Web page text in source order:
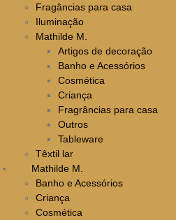
Fragâncias para casa
Iluminação
Mathilde M.
Artigos de decoração
Banho e Acessórios
Cosmética
Criança
Fragrâncias para casa
Outros
Tableware
Têxtil lar
Mathilde M.
Banho e Acessórios
Criança
Cosmética